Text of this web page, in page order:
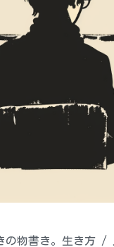
の物書き。生き方